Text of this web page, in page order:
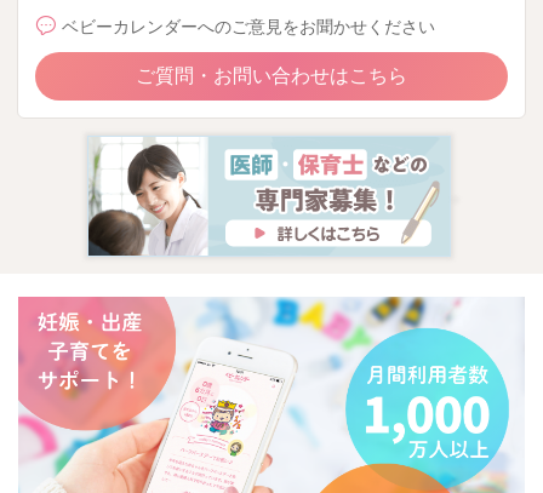
ベビーカレンダーへのご意見をお聞かせください
ご質問・お問い合わせはこちら